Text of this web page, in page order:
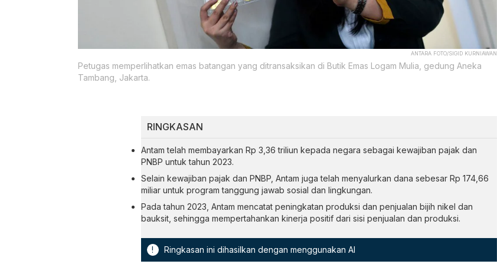
ANTARA FOTO/SIGID KURNIAWAN
Petugas memperlihatkan emas batangan yang ditransaksikan di Butik Emas Logam Mulia, gedung Aneka
Tambang, Jakarta.
RINGKASAN
Antam telah membayarkan Rp 3,36 triliun kepada negara sebagai kewajiban pajak dan
PNBP untuk tahun 2023.
Selain kewajiban pajak dan PNBP, Antam juga telah menyalurkan dana sebesar Rp 174,66
miliar untuk program tanggung jawab sosial dan lingkungan.
Pada tahun 2023, Antam mencatat peningkatan produksi dan penjualan bijih nikel dan
bauksit, sehingga mempertahankan kinerja positif dari sisi penjualan dan produksi.
! Ringkasan ini dihasilkan dengan menggunakan AI